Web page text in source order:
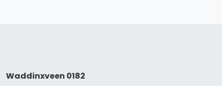
Waddinxveen 0182